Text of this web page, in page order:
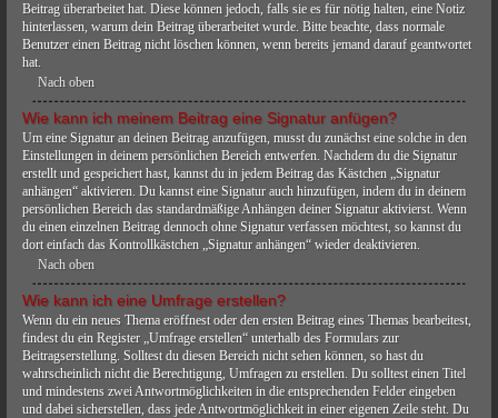
Beitrag überarbeitet hat. Diese können jedoch, falls sie es für nötig halten, eine Notiz
hinterlassen, warum dein Beitrag überarbeitet wurde. Bitte beachte, dass normale
Benutzer einen Beitrag nicht löschen können, wenn bereits jemand darauf geantwortet
hat.
Nach oben
Wie kann ich meinem Beitrag eine Signatur anfügen?
Um eine Signatur an deinen Beitrag anzufügen, musst du zunächst eine solche in den
Einstellungen in deinem persönlichen Bereich entwerfen. Nachdem du die Signatur
erstellt und gespeichert hast, kannst du in jedem Beitrag das Kästchen „Signatur
anhängen“ aktivieren. Du kannst eine Signatur auch hinzufügen, indem du in deinem
persönlichen Bereich das standardmäßige Anhängen deiner Signatur aktivierst. Wenn
du einen einzelnen Beitrag dennoch ohne Signatur verfassen möchtest, so kannst du
dort einfach das Kontrollkästchen „Signatur anhängen“ wieder deaktivieren.
Nach oben
Wie kann ich eine Umfrage erstellen?
Wenn du ein neues Thema eröffnest oder den ersten Beitrag eines Themas bearbeitest,
findest du ein Register „Umfrage erstellen“ unterhalb des Formulars zur
Beitragserstellung. Solltest du diesen Bereich nicht sehen können, so hast du
wahrscheinlich nicht die Berechtigung, Umfragen zu erstellen. Du solltest einen Titel
und mindestens zwei Antwortmöglichkeiten in die entsprechenden Felder eingeben
und dabei sicherstellen, dass jede Antwortmöglichkeit in einer eigenen Zeile steht. Du